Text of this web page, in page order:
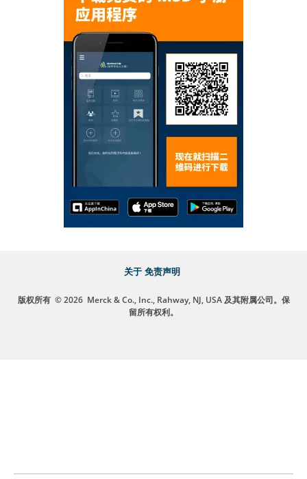
关于 免责声明
版权所有 © 2026 Merck & Co., Inc., Rahway, NJ, USA 及其附属公司。保
留所有权利。